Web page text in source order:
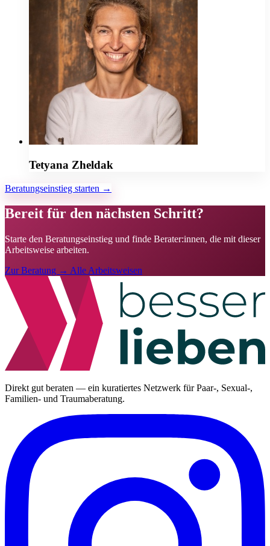
Tetyana Zheldak
Beratungseinstieg starten →
Bereit für den nächsten Schritt?
Starte den Beratungseinstieg und finde Berater:innen, die mit dieser
Arbeitsweise arbeiten.
Zur Beratung → Alle Arbeitsweisen
Direkt gut beraten — ein kuratiertes Netzwerk für Paar-, Sexual-,
Familien- und Traumaberatung.